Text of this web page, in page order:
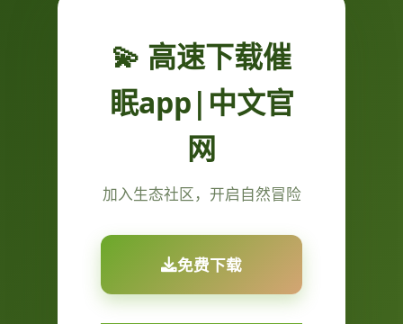
💫 高速下载催
眠app|中文官
网
加入生态社区，开启自然冒险
免费下载